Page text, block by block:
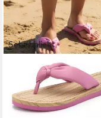
Sehr beliebt
ELBSAND
Flop,Mule,
ab 24,99 € 34,99 €
-29%